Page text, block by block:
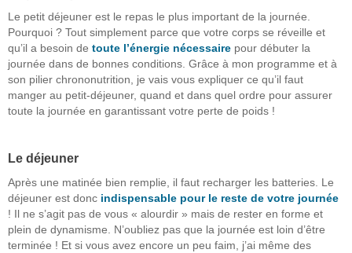
Le petit déjeuner est le repas le plus important de la journée.
Pourquoi ? Tout simplement parce que votre corps se réveille et
qu’il a besoin de toute l’énergie nécessaire pour débuter la
journée dans de bonnes conditions. Grâce à mon programme et à
son pilier chrononutrition, je vais vous expliquer ce qu’il faut
manger au petit-déjeuner, quand et dans quel ordre pour assurer
toute la journée en garantissant votre perte de poids !
Le déjeuner
Après une matinée bien remplie, il faut recharger les batteries. Le
déjeuner est donc indispensable pour le reste de votre journée
! Il ne s’agit pas de vous « alourdir » mais de rester en forme et
plein de dynamisme. N’oubliez pas que la journée est loin d’être
terminée ! Et si vous avez encore un peu faim, j’ai même des